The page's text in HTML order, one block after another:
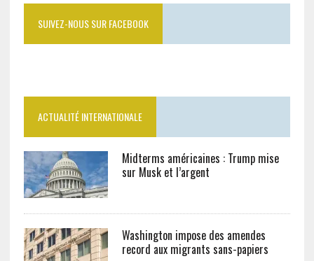
SUIVEZ-NOUS SUR FACEBOOK
ACTUALITÉ INTERNATIONALE
Midterms américaines : Trump mise
sur Musk et l’argent
Washington impose des amendes
record aux migrants sans-papiers